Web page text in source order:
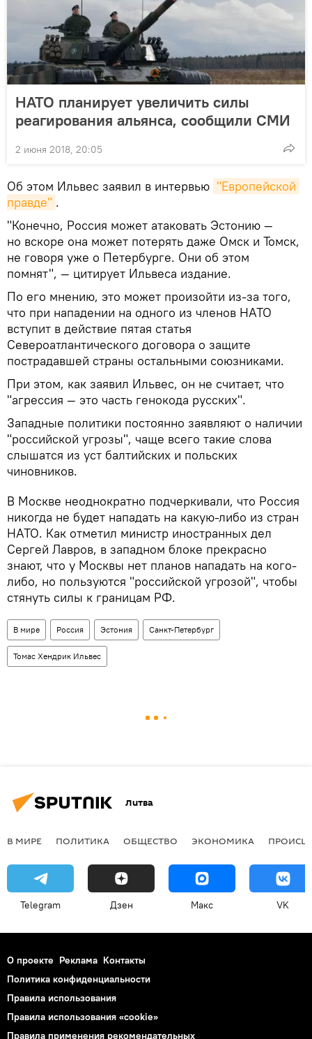
НАТО планирует увеличить силы
реагирования альянса, сообщили СМИ
2 июня 2018, 20:05
Об этом Ильвес заявил в интервью "Европейской
правде" .
"Конечно, Россия может атаковать Эстонию —
но вскоре она может потерять даже Омск и Томск,
не говоря уже о Петербурге. Они об этом
помнят", — цитирует Ильвеса издание.
По его мнению, это может произойти из-за того,
что при нападении на одного из членов НАТО
вступит в действие пятая статья
Североатлантического договора о защите
пострадавшей страны остальными союзниками.
При этом, как заявил Ильвес, он не считает, что
"агрессия — это часть генокода русских".
Западные политики постоянно заявляют о наличии
"российской угрозы", чаще всего такие слова
слышатся из уст балтийских и польских
чиновников.
В Москве неоднократно подчеркивали, что Россия
никогда не будет нападать на какую-либо из стран
НАТО. Как отметил министр иностранных дел
Сергей Лавров, в западном блоке прекрасно
знают, что у Москвы нет планов нападать на кого-
либо, но пользуются "российской угрозой", чтобы
стянуть силы к границам РФ.
В мире Россия Эстония Санкт-Петербург
Томас Хендрик Ильвес
Литва
В МИРЕ ПОЛИТИКА ОБЩЕСТВО ЭКОНОМИКА
Telegram Дзен Макс VK
О проекте Реклама Контакты
Политика конфиденциальности
Правила использования
Правила использования «cookie»
Правила применения рекомендательных